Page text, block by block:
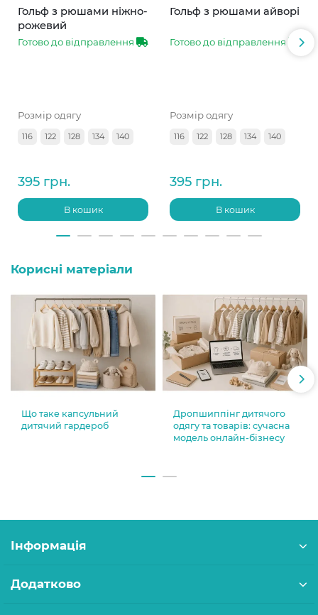
Гольф з рюшами ніжно-
рожевий
Готово до відправлення
Розмір одягу
116 122 128 134 140
395 грн.
В кошик
Гольф з рюшами айворі
Готово до відправлення
Розмір одягу
116 122 128 134 140
395 грн.
В кошик
Корисні матеріали
Що таке капсульний
дитячий гардероб
Дропшиппінг дитячого
одягу та товарів: сучасна
модель онлайн-бізнесу
Інформація
Додатково